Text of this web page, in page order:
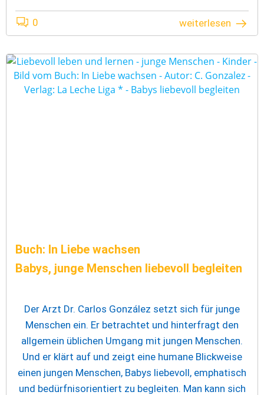
0 weiterlesen
Buch: In Liebe wachsen
Babys, junge Menschen liebevoll begleiten
Der Arzt Dr. Carlos González setzt sich für junge
Menschen ein. Er betrachtet und hinterfragt den
allgemein üblichen Umgang mit jungen Menschen.
Und er klärt auf und zeigt eine humane Blickweise
einen jungen Menschen, Babys liebevoll, emphatisch
und bedürfnisorientiert zu begleiten. Man kann sich